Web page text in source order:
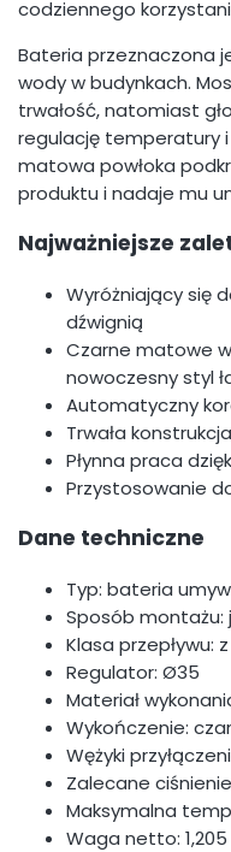
codziennego
Bateria przeznaczona
wody w budynkach.
trwałość, natomiast
regulację temperatury
matowa powłoka
produktu i nadaje mu
Najważniejsze
Wyróżniający się
dźwignią
Czarne matowe
nowoczesny styl
Automatyczny
Trwała
Płynna praca
Przystosowanie
Dane techniczne
Typ: bateria
Sposób
Klasa przepływu: z
Regulator: Ø35
Materiał
Wykończenie:
Wężyki
Zalecane
Maksymalna
Waga netto: 1,205